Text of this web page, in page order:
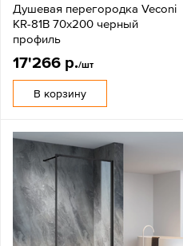
Душевая перегородка Veconi
KR-81B 70x200 черный
профиль
17'266 р./шт
В корзину